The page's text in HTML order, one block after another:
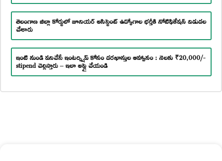
తెలంగాణ జిల్లా కోర్టులో జూనియర్ అసిస్టెంట్ ఉద్యోగాల భర్తీకి నోటిఫికేషన్ విడుదల
చేశారు
ఇంటి నుండి పనిచేసే ఇంటర్న్షిప్ కోసం దరఖాస్తుల ఆహ్వానం : నెలకు ₹20,000/-
stipend చెల్లిస్తారు – ఇలా అప్లై చేయండి